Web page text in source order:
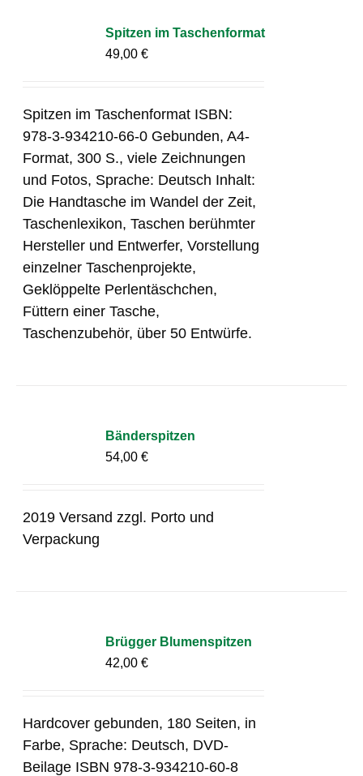
Spitzen im Taschenformat
49,00€
Spitzen im Taschenformat ISBN:
978-3-934210-66-0 Gebunden, A4-
Format, 300 S., viele Zeichnungen
und Fotos, Sprache: Deutsch Inhalt:
Die Handtasche im Wandel der Zeit,
Taschenlexikon, Taschen berühmter
Hersteller und Entwerfer, Vorstellung
einzelner Taschenprojekte,
Geklöppelte Perlentäschchen,
Füttern einer Tasche,
Taschenzubehör, über 50 Entwürfe.
Bänderspitzen
54,00€
2019 Versand zzgl. Porto und
Verpackung
Brügger Blumenspitzen
42,00€
Hardcover gebunden, 180 Seiten, in
Farbe, Sprache: Deutsch, DVD-
Beilage ISBN 978-3-934210-60-8